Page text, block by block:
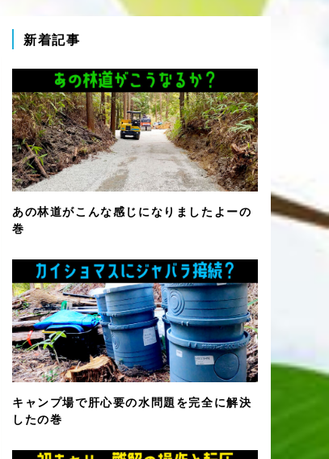
新着記事
あの林道がこんな感じになりましたよーの
巻
キャンプ場で肝心要の水問題を完全に解決
したの巻